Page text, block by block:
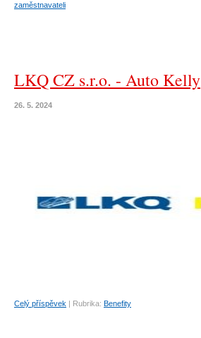
zaměstnavateli
LKQ CZ s.r.o. - Auto Kelly
26. 5. 2024
Celý příspěvek | Rubrika: Benefity